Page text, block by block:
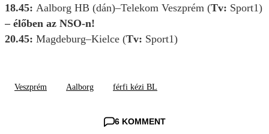
18.45: Aalborg HB (dán)–Telekom Veszprém (Tv: Sport1)
– élőben az NSO-n!
20.45: Magdeburg–Kielce (Tv: Sport1)
Veszprém Aalborg férfi kézi BL
6 KOMMENT